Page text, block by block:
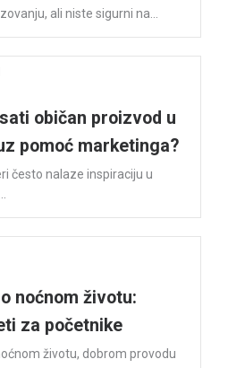
ali niste sigurni na...
običan proizvod u
pomoć marketinga?
često nalaze inspiraciju u
noćnom životu:
za početnike
životu, dobrom provodu